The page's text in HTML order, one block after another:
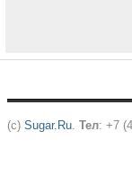
(c) Sugar.Ru. Тел: +7